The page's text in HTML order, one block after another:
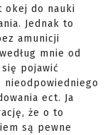
okej do nauki
Jednak to
amunicji
mnie od
pojawić
ect. Ja
że o to
są pewne